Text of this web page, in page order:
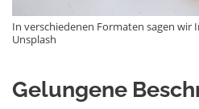
In verschiedenen Formaten sagen wir
Unsplash
Gelungene